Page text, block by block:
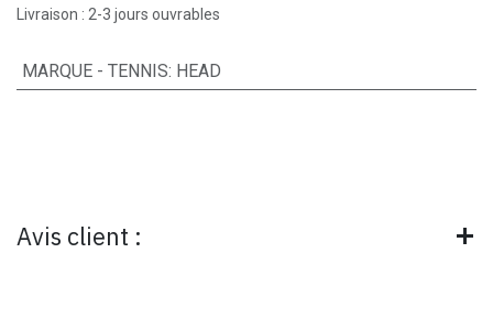
Livraison : 2-3 jours ouvrables
MARQUE - TENNIS: HEAD
Avis client :